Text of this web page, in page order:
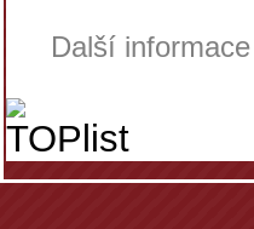
Další